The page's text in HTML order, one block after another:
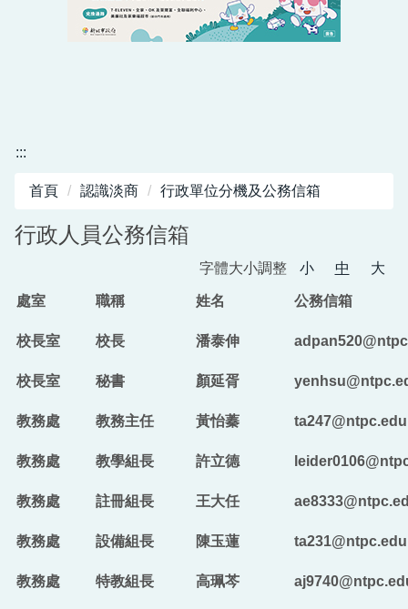
圖書館及電子書
前導計畫專區
課程計畫書
市府及教育局服務
性別平等專區
防制霸凌專區
性平暨反霸凌申訴信箱
招生專區
全校行事曆
:::
首頁 認識淡商 行政單位分機及公務信箱
行政人員公務信箱
字體大小調整 小 中 大
處室 職稱 姓名 公務信箱
校長室 校長 潘泰伸
校長室 秘書 顏延胥
教務處 教務主任 黃怡蓁
教務處 教學組長 許立德
教務處 註冊組長 王大任
教務處 設備組長 陳玉蓮
教務處 特教組長 高珮芩